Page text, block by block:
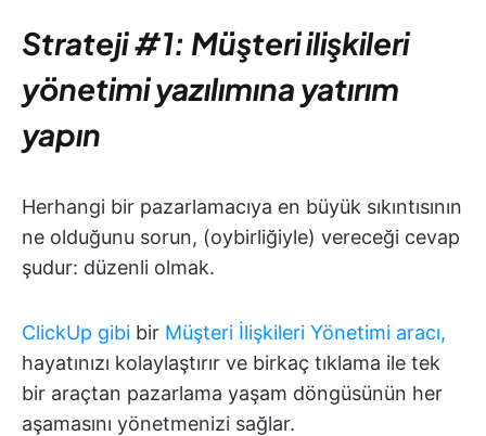
Strateji #1: Müşteri ilişkileri
yönetimi yazılımına yatırım
yapın
Herhangi bir pazarlamacıya en büyük sıkıntısının
ne olduğunu sorun, (oybirliğiyle) vereceği cevap
şudur: düzenli olmak.
ClickUp gibi bir Müşteri İlişkileri Yönetimi aracı,
hayatınızı kolaylaştırır ve birkaç tıklama ile tek
bir araçtan pazarlama yaşam döngüsünün her
aşamasını yönetmenizi sağlar.